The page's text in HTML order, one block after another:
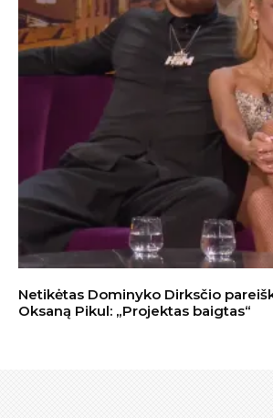
Netikėtas Dominyko Dirksčio
Oksaną Pikul: „Projektas baigtas“